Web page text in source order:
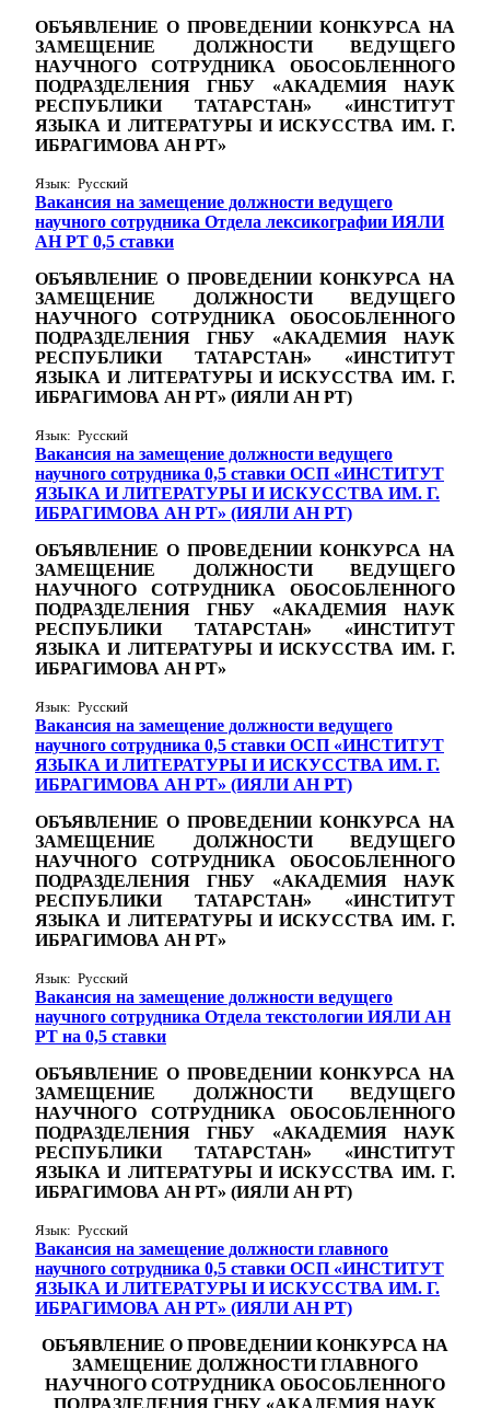
ОБЪЯВЛЕНИЕ О ПРОВЕДЕНИИ КОНКУРСА НА
ЗАМЕЩЕНИЕ ДОЛЖНОСТИ ВЕДУЩЕГО
НАУЧНОГО СОТРУДНИКА ОБОСОБЛЕННОГО
ПОДРАЗДЕЛЕНИЯ ГНБУ «АКАДЕМИЯ НАУК
РЕСПУБЛИКИ ТАТАРСТАН» «ИНСТИТУТ
ЯЗЫКА И ЛИТЕРАТУРЫ И ИСКУССТВА ИМ. Г.
ИБРАГИМОВА АН РТ»
Язык: Русский
Вакансия на замещение должности ведущего
научного сотрудника Отдела лексикографии ИЯЛИ
АН РТ 0,5 ставки
ОБЪЯВЛЕНИЕ О ПРОВЕДЕНИИ КОНКУРСА НА
ЗАМЕЩЕНИЕ ДОЛЖНОСТИ ВЕДУЩЕГО
НАУЧНОГО СОТРУДНИКА ОБОСОБЛЕННОГО
ПОДРАЗДЕЛЕНИЯ ГНБУ «АКАДЕМИЯ НАУК
РЕСПУБЛИКИ ТАТАРСТАН» «ИНСТИТУТ
ЯЗЫКА И ЛИТЕРАТУРЫ И ИСКУССТВА ИМ. Г.
ИБРАГИМОВА АН РТ» (ИЯЛИ АН РТ)
Язык: Русский
Вакансия на замещение должности ведущего
научного сотрудника 0,5 ставки ОСП «ИНСТИТУТ
ЯЗЫКА И ЛИТЕРАТУРЫ И ИСКУССТВА ИМ. Г.
ИБРАГИМОВА АН РТ» (ИЯЛИ АН РТ)
ОБЪЯВЛЕНИЕ О ПРОВЕДЕНИИ КОНКУРСА НА
ЗАМЕЩЕНИЕ ДОЛЖНОСТИ ВЕДУЩЕГО
НАУЧНОГО СОТРУДНИКА ОБОСОБЛЕННОГО
ПОДРАЗДЕЛЕНИЯ ГНБУ «АКАДЕМИЯ НАУК
РЕСПУБЛИКИ ТАТАРСТАН» «ИНСТИТУТ
ЯЗЫКА И ЛИТЕРАТУРЫ И ИСКУССТВА ИМ. Г.
ИБРАГИМОВА АН РТ»
Язык: Русский
Вакансия на замещение должности ведущего
научного сотрудника 0,5 ставки ОСП «ИНСТИТУТ
ЯЗЫКА И ЛИТЕРАТУРЫ И ИСКУССТВА ИМ. Г.
ИБРАГИМОВА АН РТ» (ИЯЛИ АН РТ)
ОБЪЯВЛЕНИЕ О ПРОВЕДЕНИИ КОНКУРСА НА
ЗАМЕЩЕНИЕ ДОЛЖНОСТИ ВЕДУЩЕГО
НАУЧНОГО СОТРУДНИКА ОБОСОБЛЕННОГО
ПОДРАЗДЕЛЕНИЯ ГНБУ «АКАДЕМИЯ НАУК
РЕСПУБЛИКИ ТАТАРСТАН» «ИНСТИТУТ
ЯЗЫКА И ЛИТЕРАТУРЫ И ИСКУССТВА ИМ. Г.
ИБРАГИМОВА АН РТ»
Язык: Русский
Вакансия на замещение должности ведущего
научного сотрудника Отдела текстологии ИЯЛИ АН
РТ на 0,5 ставки
ОБЪЯВЛЕНИЕ О ПРОВЕДЕНИИ КОНКУРСА НА
ЗАМЕЩЕНИЕ ДОЛЖНОСТИ ВЕДУЩЕГО
НАУЧНОГО СОТРУДНИКА ОБОСОБЛЕННОГО
ПОДРАЗДЕЛЕНИЯ ГНБУ «АКАДЕМИЯ НАУК
РЕСПУБЛИКИ ТАТАРСТАН» «ИНСТИТУТ
ЯЗЫКА И ЛИТЕРАТУРЫ И ИСКУССТВА ИМ. Г.
ИБРАГИМОВА АН РТ» (ИЯЛИ АН РТ)
Язык: Русский
Вакансия на замещение должности главного
научного сотрудника 0,5 ставки ОСП «ИНСТИТУТ
ЯЗЫКА И ЛИТЕРАТУРЫ И ИСКУССТВА ИМ. Г.
ИБРАГИМОВА АН РТ» (ИЯЛИ АН РТ)
ОБЪЯВЛЕНИЕ О ПРОВЕДЕНИИ КОНКУРСА НА
ЗАМЕЩЕНИЕ ДОЛЖНОСТИ ГЛАВНОГО
НАУЧНОГО СОТРУДНИКА ОБОСОБЛЕННОГО
ПОДРАЗДЕЛЕНИЯ ГНБУ «АКАДЕМИЯ НАУК